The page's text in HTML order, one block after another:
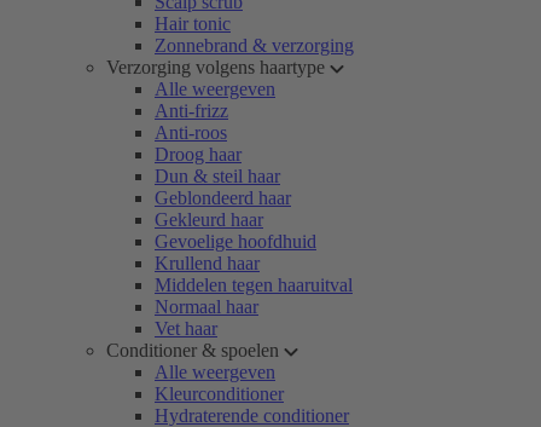
Hair tonic
Zonnebrand & verzorging
Verzorging volgens haartype
Alle weergeven
Anti-frizz
Anti-roos
Droog haar
Dun & steil haar
Geblondeerd haar
Gekleurd haar
Gevoelige hoofdhuid
Krullend haar
Middelen tegen haaruitval
Normaal haar
Vet haar
Conditioner & spoelen
Alle weergeven
Kleurconditioner
Hydraterende conditioner